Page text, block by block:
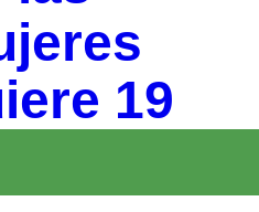
19